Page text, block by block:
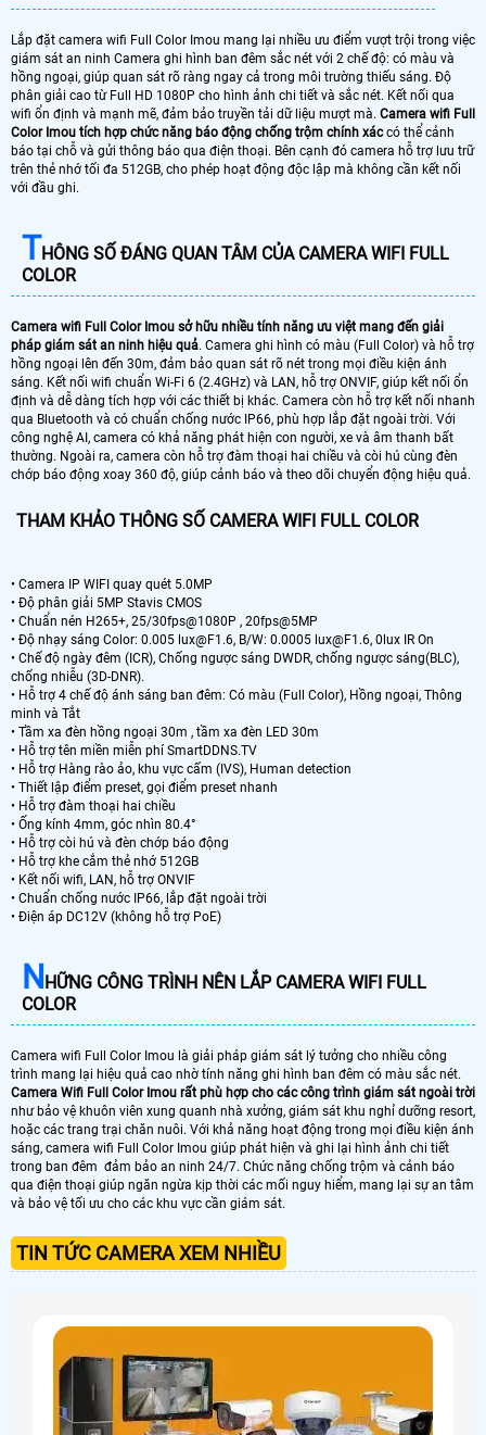
Lắp đặt camera wifi Full Color Imou mang lại nhiều ưu điểm vượt trội trong việc
giám sát an ninh Camera ghi hình ban đêm sắc nét với 2 chế độ: có màu và
hồng ngoại, giúp quan sát rõ ràng ngay cả trong môi trường thiếu sáng. Độ
phân giải cao từ Full HD 1080P cho hình ảnh chi tiết và sắc nét. Kết nối qua
wifi ổn định và mạnh mẽ, đảm bảo truyền tải dữ liệu mượt mà. Camera wifi Full
Color Imou tích hợp chức năng báo động chống trộm chính xáccó thể cảnh
báo tại chỗ và gửi thông báo qua điện thoại. Bên cạnh đó camera hỗ trợ lưu trữ
trên thẻ nhớ tối đa 512GB, cho phép hoạt động độc lập mà không cần kết nối
với đầu ghi.
THÔNG SỐ ĐÁNG QUAN TÂM CỦA CAMERA WIFI FULL
COLOR
Camera wifi Full Color Imou sở hữu nhiều tính năng ưu việt mang đến giải
pháp giám sát an ninh hiệu quả. Camera ghi hình có màu (Full Color) và hỗ trợ
hồng ngoại lên đến 30m, đảm bảo quan sát rõ nét trong mọi điều kiện ánh
sáng. Kết nối wifi chuẩn Wi-Fi 6 (2.4GHz) và LAN, hỗ trợ ONVIF, giúp kết nối ổn
định và dễ dàng tích hợp với các thiết bị khác. Camera còn hỗ trợ kết nối nhanh
qua Bluetooth và có chuẩn chống nước IP66, phù hợp lắp đặt ngoài trời. Với
công nghệ AI, camera có khả năng phát hiện con người, xe và âm thanh bất
thường. Ngoài ra, camera còn hỗ trợ đàm thoại hai chiều và còi hú cùng đèn
chớp báo động xoay 360 độ, giúp cảnh báo và theo dõi chuyển động hiệu quả.
THAM KHẢO THÔNG SỐ CAMERA WIFI FULL COLOR
• Camera IP WIFI quay quét 5.0MP
• Độ phân giải 5MP Stavis CMOS
• Chuẩn nén H265+, 25/30fps@1080P , 20fps@5MP
• Độ nhạy sáng Color: 0.005 lux@F1.6, B/W: 0.0005 lux@F1.6, 0lux IR On
• Chế độ ngày đêm (ICR), Chống ngược sáng DWDR, chống ngược sáng(BLC),
chống nhiễu (3D-DNR).
• Hỗ trợ 4 chế độ ánh sáng ban đêm: Có màu (Full Color), Hồng ngoại, Thông
minh và Tắt
• Tầm xa đèn hồng ngoại 30m , tầm xa đèn LED 30m
• Hỗ trợ tên miền miễn phí SmartDDNS.TV
• Hỗ trợ Hàng rào ảo, khu vực cấm (IVS), Human detection
• Thiết lập điểm preset, gọi điểm preset nhanh
• Hỗ trợ đàm thoại hai chiều
• Ống kính 4mm, góc nhìn 80.4°
• Hỗ trợ còi hú và đèn chớp báo động
• Hỗ trợ khe cắm thẻ nhớ 512GB
• Kết nối wifi, LAN, hỗ trợ ONVIF
• Chuẩn chống nước IP66, lắp đặt ngoài trời
• Điện áp DC12V (không hỗ trợ PoE)
NHỮNG CÔNG TRÌNH NÊN LẮP CAMERA WIFI FULL
COLOR
Camera wifi Full Color Imou là giải pháp giám sát lý tưởng cho nhiều công
trình mang lại hiệu quả cao nhờ tính năng ghi hình ban đêm có màu sắc nét.
Camera Wifi Full Color Imou rất phù hợp cho các công trình giám sát ngoài trời
như bảo vệ khuôn viên xung quanh nhà xưởng, giám sát khu nghỉ dưỡng resort,
hoặc các trang trại chăn nuôi. Với khả năng hoạt động trong mọi điều kiện ánh
sáng, camera wifi Full Color Imou giúp phát hiện và ghi lại hình ảnh chi tiết
trong ban đêm đảm bảo an ninh 24/7. Chức năng chống trộm và cảnh báo
qua điện thoại giúp ngăn ngừa kịp thời các mối nguy hiểm, mang lại sự an tâm
và bảo vệ tối ưu cho các khu vực cần giám sát.
TIN TỨC CAMERA XEM NHIỀU